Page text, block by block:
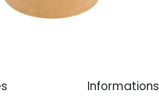
Informations